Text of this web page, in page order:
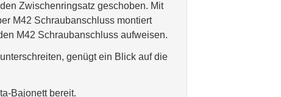
Zwischenringsatz geschoben. Mit
M42 Schraubanschluss montiert
M42 Schraubanschluss aufweisen.
genügt ein Blick auf die
Bajonett bereit.